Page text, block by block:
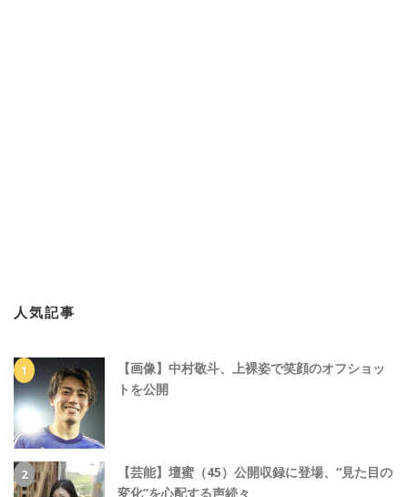
人気記事
【画像】中村敬斗、上裸姿で笑顔のオフショッ
トを公開
【芸能】壇蜜（45）公開収録に登場、“見た目の
変化”を心配する声続々